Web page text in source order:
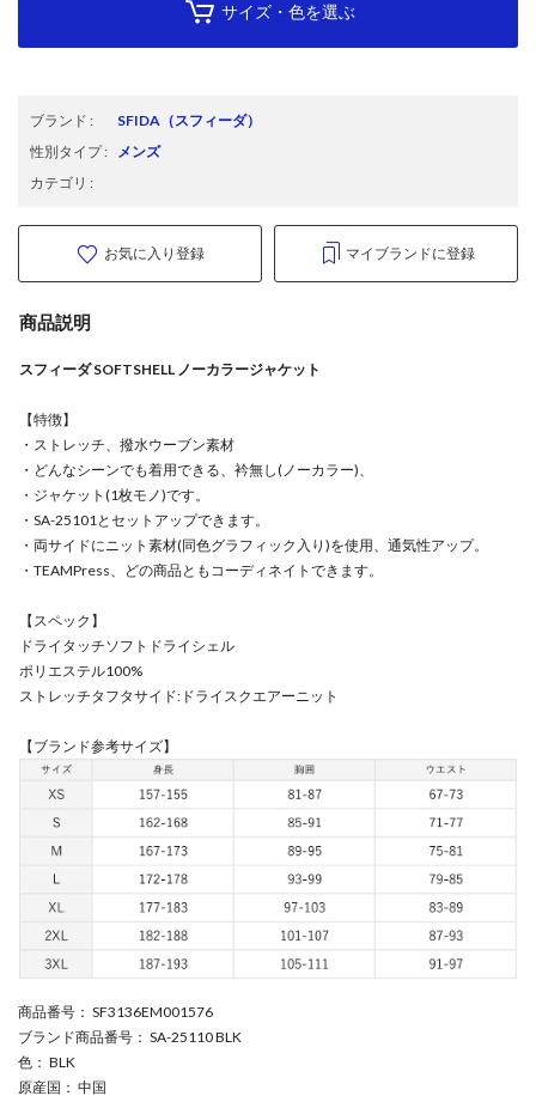
サイズ・色を選ぶ
ブランド : SFIDA （スフィーダ）
性別タイプ: メンズ
カテゴリ :
お気に入り登録 マイブランドに登録
商品説明
スフィーダ SOFTSHELL ノーカラージャケット
【特徴】
・ストレッチ、撥水ウーブン素材
・どんなシーンでも着用できる、衿無し(ノーカラー)、
・ジャケット(1枚モノ)です。
・SA-25101とセットアップできます。
・両サイドにニット素材(同色グラフィック入り)を使用、通気性アップ。
・TEAMPress、どの商品ともコーディネイトできます。
【スペック】
ドライタッチソフトドライシェル
ポリエステル100%
ストレッチタフタサイド:ドライスクエアーニット
【ブランド参考サイズ】
商品番号 ： SF3136EM001576
ブランド商品番号 ： SA-25110 BLK
色 ： BLK
原産国 ： 中国